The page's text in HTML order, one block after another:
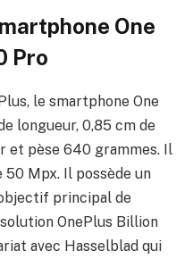
One
Pro
le smartphone One
longueur, 0,85 cm de
et pèse 640 grammes. Il
Mpx. Il possède un
principal de
OnePlus Billion
avec Hasselblad qui